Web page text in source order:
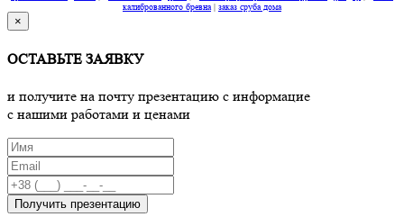
калиброванного бревна | заказ сруба дома
×
ОСТАВЬТЕ ЗАЯВКУ
и получите на почту презентацию с информацие
c нашими работами и ценами
Получить презентацию